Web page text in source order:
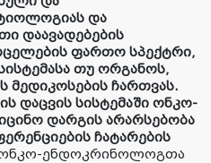
და
დაავადებების
ფართო სპექტრი,
თუ ორგანოს,
მედიკოსების ჩართვას.
დაცვის სისტემაში ონკო-
დარგის არარსებობა
ჩატარების
ონკო-ენდოკრინოლოგთა